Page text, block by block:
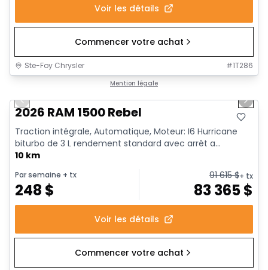
Voir les détails
Commencer votre achat
Ste-Foy Chrysler #1T286
Mention légale
Previous slide Next
2026 RAM 1500 Rebel
Traction intégrale, Automatique, Moteur: I6 Hurricane
biturbo de 3 L rendement standard avec arrêt a...
10 km
Par semaine + tx
248 $
91 615$+ tx
83 365$
Voir les détails
Commencer votre achat